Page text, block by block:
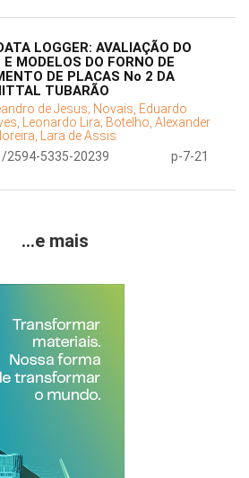
LOGGER: AVALIAÇÃO DO
E MODELOS DO FORNO DE
DE PLACAS No 2 DA
TUBARÃO
de Jesus; Novais, Eduardo
Leonardo Lira; Botelho, Alexander
Lara de Assis
2594-5335-20239
p-7-21
...e mais